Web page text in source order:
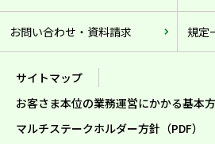
お問い合わせ・資料請求 規定
サイトマップ
お客さま本位の業務運営にかかる基本
マルチステークホルダー方針（PDF）